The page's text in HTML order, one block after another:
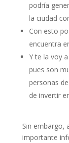
podría
la ciudad
Con esto
encuentra
Y te la voy
pues son
personas
de invertir
Sin embargo,
importante